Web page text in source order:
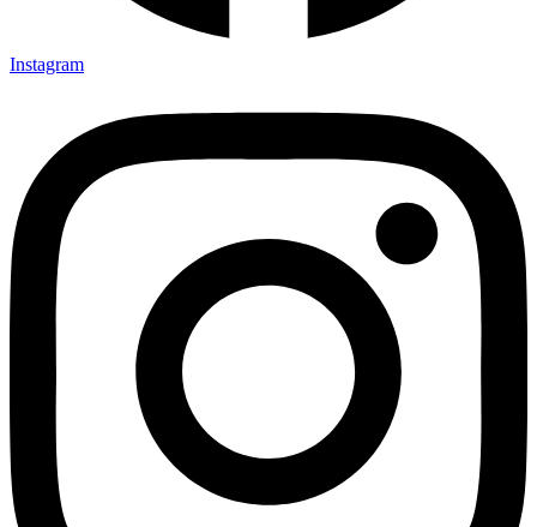
Instagram